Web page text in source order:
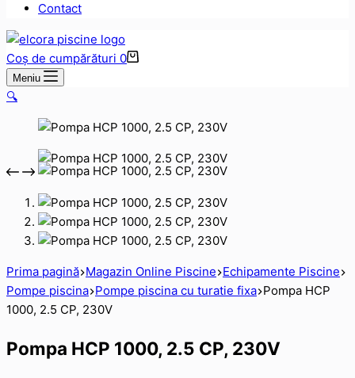
Contact
Coș de cumpărături 0
Meniu
🔍
Prima pagină Magazin Online Piscine Echipamente Piscine
Pompe piscina Pompe piscina cu turatie fixa Pompa HCP
1000, 2.5 CP, 230V
Pompa HCP 1000, 2.5 CP, 230V